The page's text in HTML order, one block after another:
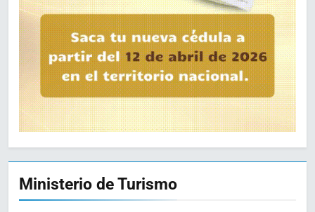
Ministerio de Turismo